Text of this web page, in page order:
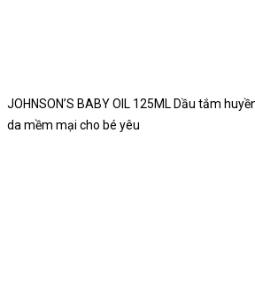
JOHNSON’S BABY OIL 125ML Dầu tắm
da mềm mại cho bé yêu